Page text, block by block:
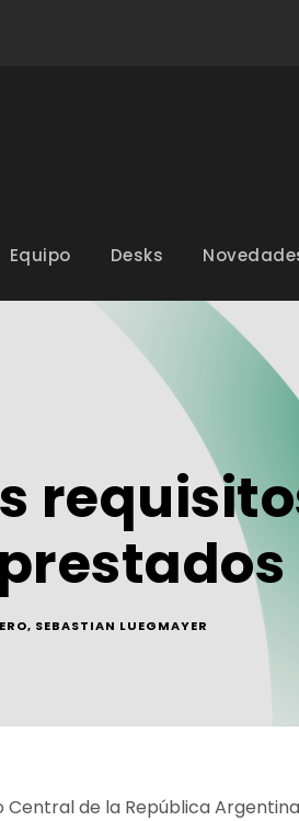
Equipo Desks
, SEBASTIAN LUEGMAYER
de la República